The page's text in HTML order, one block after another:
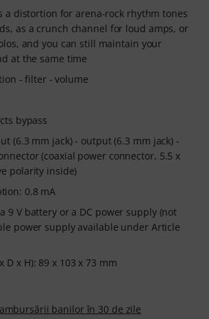
a distortion for arena-rock rhythm tones
as a crunch channel for loud amps, or
and you can still maintain your
at the same time
- filter - volume
bypass
(6.3 mm jack) - output (6.3 mm jack) -
(coaxial power connector, 5.5 x
polarity inside)
0.8 mA
9 V battery or a DC power supply (not
power supply available under Article
D x H): 89 x 103 x 73 mm
banilor în 30 de zile